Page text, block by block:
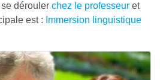
dérouler chez le professeur et
est : Immersion linguistique